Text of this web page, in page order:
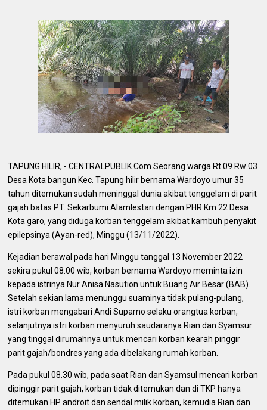
TAPUNG HILIR, - CENTRALPUBLIK.Com Seorang warga Rt 09 Rw 03
Desa Kota bangun Kec. Tapung hilir bernama Wardoyo umur 35
tahun ditemukan sudah meninggal dunia akibat tenggelam di parit
gajah batas PT. Sekarbumi Alamlestari dengan PHR Km 22 Desa
Kota garo, yang diduga korban tenggelam akibat kambuh penyakit
epilepsinya (Ayan-red), Minggu (13/11/2022).
Kejadian berawal pada hari Minggu tanggal 13 November 2022
sekira pukul 08.00 wib, korban bernama Wardoyo meminta izin
kepada istrinya Nur Anisa Nasution untuk Buang Air Besar (BAB).
Setelah sekian lama menunggu suaminya tidak pulang-pulang,
istri korban mengabari Andi Suparno selaku orangtua korban,
selanjutnya istri korban menyuruh saudaranya Rian dan Syamsur
yang tinggal dirumahnya untuk mencari korban kearah pinggir
parit gajah/bondres yang ada dibelakang rumah korban.
Pada pukul 08.30 wib, pada saat Rian dan Syamsul mencari korban
dipinggir parit gajah, korban tidak ditemukan dan di TKP hanya
ditemukan HP androit dan sendal milik korban, kemudia Rian dan